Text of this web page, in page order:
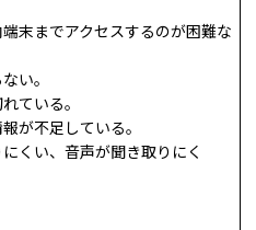
末までアクセスするのが困難な
い。
ている。
が不足している。
くい、音声が聞き取りにく